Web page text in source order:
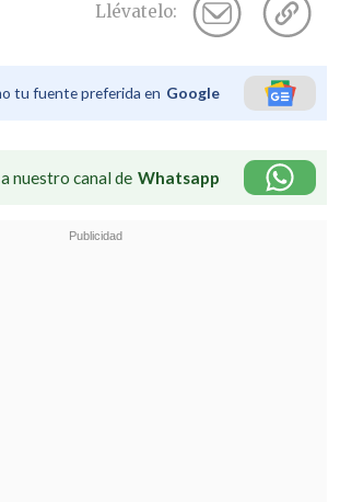
Llévatelo:
tu fuente preferida en Google
nuestro canal de Whatsapp